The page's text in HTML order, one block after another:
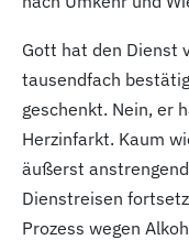
Gott hat den Dienst
tausendfach
geschenkt. Nein, er
Herzinfarkt. Kaum
äußerst
Dienstreisen
Prozess wegen